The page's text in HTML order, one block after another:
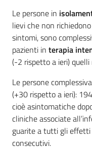
Le persone in
lievi che non
sintomi, sono
pazienti in terapia
(-2 rispetto a ieri)
Le persone
(+30 rispetto a ieri):
cioè asintomatiche
cliniche associate
guarite a tutti gli
consecutivi.